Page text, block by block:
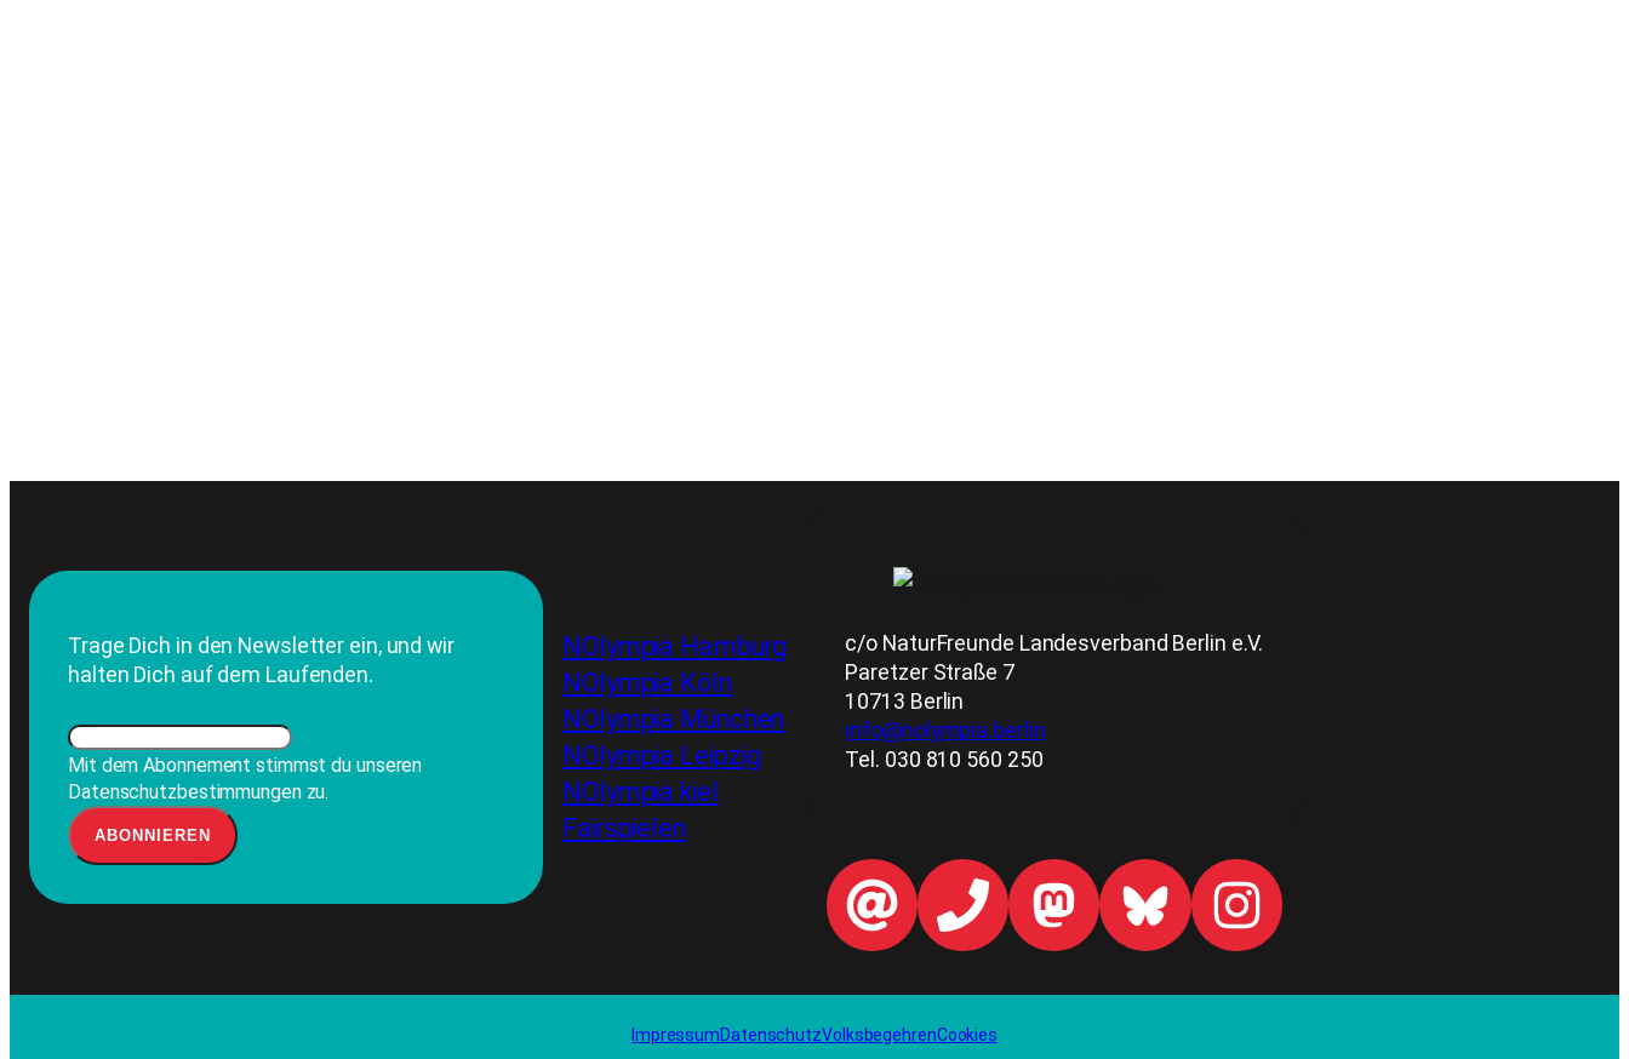
Trage Dich in den Newsletter ein, und wir
halten Dich auf dem Laufenden.
Mit dem Abonnement stimmst du unseren
Datenschutzbestimmungen zu.
NOlympia Hamburg
NOlympia Köln
NOlympia München
NOlympia Leipzig
NOlympia kiel
Fairspielen
c/o NaturFreunde Landesverband Berlin e.V.
Paretzer Straße 7
10713 Berlin
info@nolympia.berlin
Tel. 030 810 560 250
ImpressumDatenschutzVolksbegehrenCookies